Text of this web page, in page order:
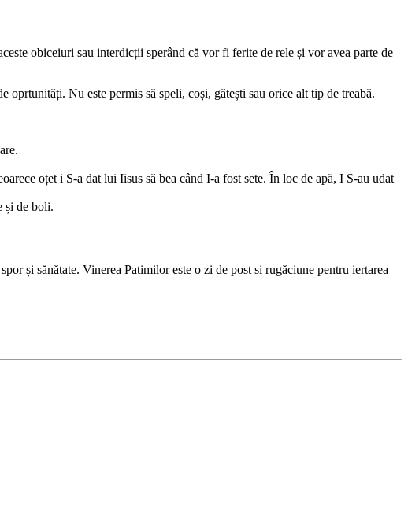
obiceiuri sau interdicții sperând că vor fi ferite de rele și vor avea parte de
oprtunități. Nu este permis să speli, coși, gătești sau orice alt tip de treabă.
oțet i S-a dat lui Iisus să bea când I-a fost sete. În loc de apă, I S-au udat
și de boli.
și sănătate. Vinerea Patimilor este o zi de post si rugăciune pentru iertarea